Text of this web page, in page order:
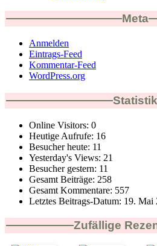
Meta
Anmelden
Eintrags-Feed
Kommentar-Feed
WordPress.org
Statistik
Online Visitors: 0
Heutige Aufrufe: 16
Besucher heute: 11
Yesterday's Views: 21
Besucher gestern: 11
Gesamt Beiträge: 258
Gesamt Kommentare: 557
Letztes Beitrags-Datum: 19. Mai
Zufällige